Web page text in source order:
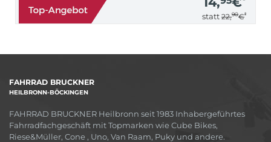
statt 22,90€*
FAHRRAD BRUCKNER
HEILBRONN-BÖCKINGEN
FAHRRAD BRUCKNER Heilbronn seit 1983 Inhabergeführtes
Fahrradfachgeschäft mit Topmarken wie Cube Bikes,
Riese&Müller, Cone , Uno, Van Raam, Puky und andere.